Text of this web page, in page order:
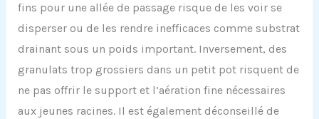
fins pour une allée de passage risque de les voir se
disperser ou de les rendre inefficaces comme substrat
drainant sous un poids important. Inversement, des
granulats trop grossiers dans un petit pot risquent de
ne pas offrir le support et l’aération fine nécessaires
aux jeunes racines. Il est également déconseillé de